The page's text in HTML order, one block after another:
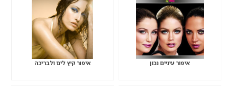
איפור עיניים נכון איפור קיץ לים ולבריכה